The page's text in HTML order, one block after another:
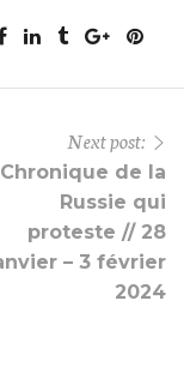
Next post:
Chronique de la
Russie qui
proteste // 28
– 3 février
2024